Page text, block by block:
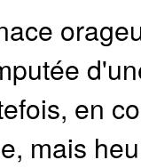
en
mais